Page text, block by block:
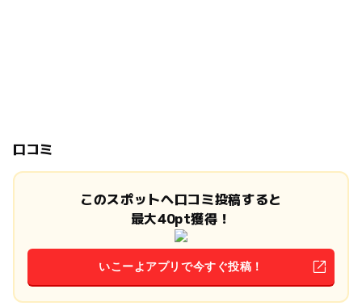
口コミ
このスポットへ口コミ投稿すると
最大40pt獲得！
いこーよアプリで今すぐ投稿！